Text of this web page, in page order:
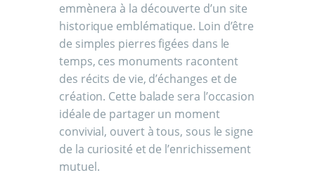
emmènera à la découverte d’un site
historique emblématique. Loin d’être
de simples pierres figées dans le
temps, ces monuments racontent
des récits de vie, d’échanges et de
création. Cette balade sera l’occasion
idéale de partager un moment
convivial, ouvert à tous, sous le signe
de la curiosité et de l’enrichissement
mutuel.